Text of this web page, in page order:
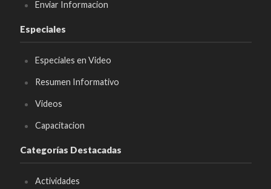
Enviar Informacion
Especiales
Especiales en Video
Resumen Informativo
Videos
Capacitacion
Categorías Destacadas
Actividades